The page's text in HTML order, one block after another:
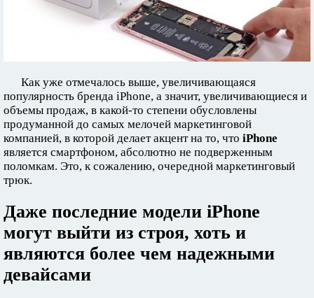
Как уже отмечалось выше, увеличивающаяся
популярность бренда iPhone, а значит, увеличивающиеся и
объемы продаж, в какой-то степени обусловлены
продуманной до самых мелочей маркетинговой
компанией, в которой делает акцент на то, что iPhone
является смартфоном, абсолютно не подверженным
поломкам. Это, к сожалению, очередной маркетинговый
трюк.
Даже последние модели iPhone
могут выйти из строя, хоть и
являются более чем надежными
девайсами